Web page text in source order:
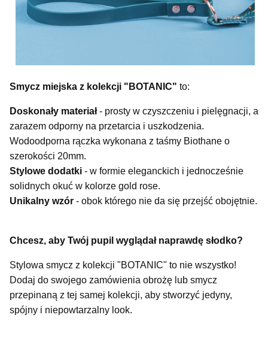
Smycz miejska z kolekcji "BOTANIC" to:
Doskonały materiał- prosty w czyszczeniu i pielęgnacji, a
zarazem odporny na przetarcia i uszkodzenia.
Wodoodporna rączka wykonana z taśmy Biothane o
szerokości 20mm.
Stylowe dodatki - w formie eleganckich i jednocześnie
solidnych okuć w kolorze gold rose.
Unikalny wzór - obok którego nie da się przejść obojętnie.
Chcesz, aby Twój pupil wyglądał naprawdę słodko?
Stylowa smycz z kolekcji "BOTANIC" to nie wszystko!
Dodaj do swojego zamówienia obrożę lub smycz
przepinaną z tej samej kolekcji, aby stworzyć jedyny,
spójny i niepowtarzalny look.